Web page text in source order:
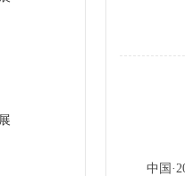
中国